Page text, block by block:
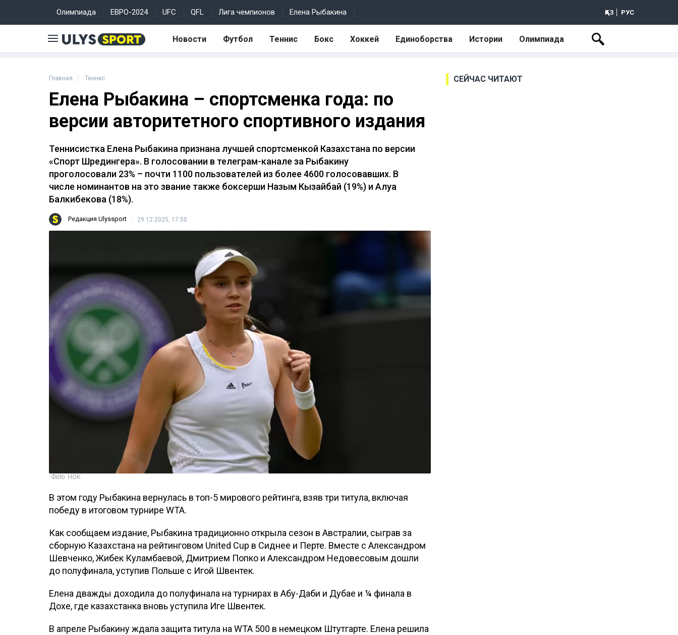
Олимпиада ЕВРО-2024 UFC QFL Лига чемпионов Елена Рыбакина ҚАЗ РУС
Новости Футбол Теннис Бокс Хоккей Единоборства Истории Олимпиада
Главная Теннис
Елена Рыбакина – спортсменка года: по
версии авторитетного спортивного издания
Теннисистка Елена Рыбакина признана лучшей спортсменкой Казахстана по версии
«Спорт Шредингера». В голосовании в телеграм-канале за Рыбакину
проголосовали 23% – почти 1100 пользователей из более 4600 голосовавших. В
числе номинантов на это звание также боксерши Назым Кызайбай (19%) и Алуа
Балкибекова (18%).
Редакция Ulyssport 29.12.2025, 17:50
Фото: НОК
В этом году Рыбакина вернулась в топ-5 мирового рейтинга, взяв три титула, включая
победу в итоговом турнире WTA.
Как сообщаем издание, Рыбакина традиционно открыла сезон в Австралии, сыграв за
сборную Казахстана на рейтинговом United Cup в Сиднее и Перте. Вместе с Александром
Шевченко, Жибек Куламбаевой, Дмитрием Попко и Александром Недовесовым дошли
до полуфинала, уступив Польше с Игой Швентек.
Елена дважды доходила до полуфинала на турнирах в Абу-Даби и Дубае и ¼ финала в
Дохе, где казахстанка вновь уступила Иге Швентек.
В апреле Рыбакину ждала защита титула на WTA 500 в немецком Штутгарте. Елена решила
СЕЙЧАС ЧИТАЮТ